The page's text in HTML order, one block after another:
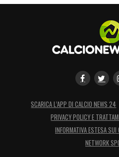
SCARICA L’APP DI CALCIO NEWS 24
PRIVACY POLICY E
INFORMATIVA ESTESA SUI
NETWORK